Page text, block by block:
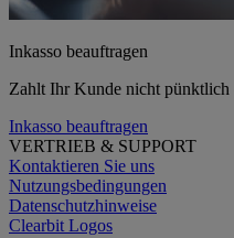
Inkasso beauftragen
Zahlt Ihr Kunde nicht pünktlich
Inkasso beauftragen
VERTRIEB & SUPPORT
Kontaktieren Sie uns
Nutzungsbedingungen
Datenschutzhinweise
Clearbit Logos